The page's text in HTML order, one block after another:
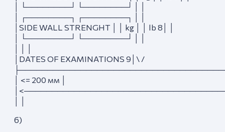
│ └────────┘ └────────┘ │ │
│ ┌────────┐ ┌────────┐ │ │
│SIDE WALL STRENGHT │ │ kg │ │ lb 8│ │
│ └────────┘ └────────┘ │ │
│DATES OF EXAMINATIONS 9│\ /
│ <= 200 мм │
б)